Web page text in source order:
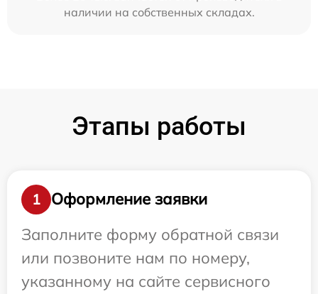
наличии на собственных складах.
Этапы работы
1
Оформление заявки
Заполните форму обратной связи
или позвоните нам по номеру,
указанному на сайте сервисного